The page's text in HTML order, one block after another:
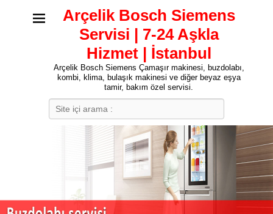
Arçelik Bosch Siemens
Servisi | 7-24 Aşkla
Hizmet | İstanbul
Arçelik Bosch Siemens Çamaşır makinesi, buzdolabı,
kombi, klima, bulaşık makinesi ve diğer beyaz eşya
tamir, bakım özel servisi.